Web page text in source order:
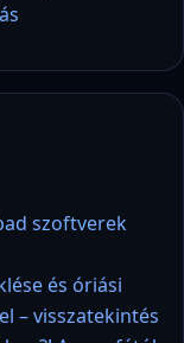
szoftverek
és óriási
– visszatekintés